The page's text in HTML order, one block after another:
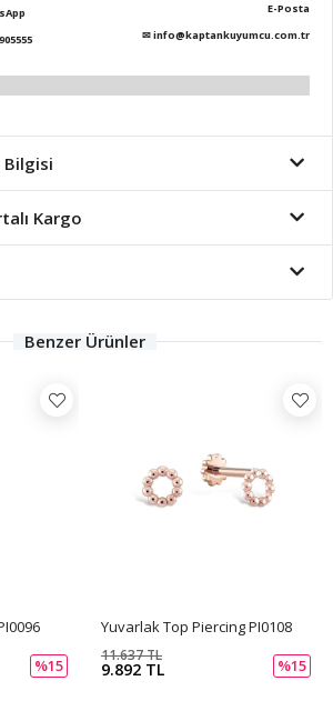
E-Posta
✉info@kaptankuyumcu.com.tr
Bilgisi
Kargo
Benzer Ürünler
%15
Yuvarlak Top Piercing PI0108
9.892 TL
11.637 TL
%15